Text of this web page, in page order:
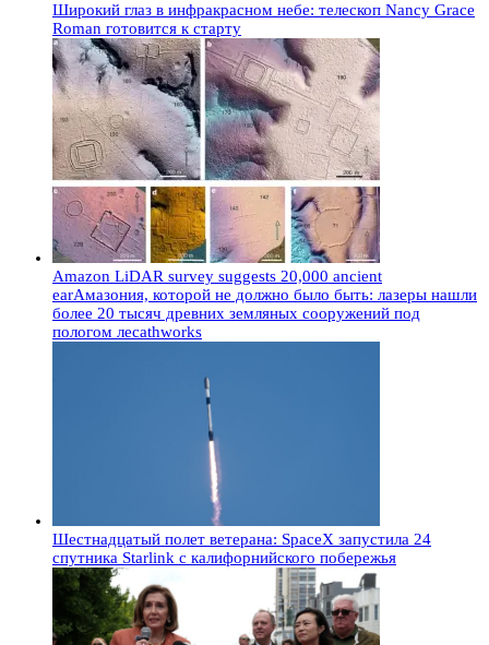
Широкий глаз в инфракрасном небе: телескоп Nancy Grace
Roman готовится к старту
Amazon LiDAR survey suggests 20,000 ancient
earАмазония, которой не должно было быть: лазеры нашли
более 20 тысяч древних земляных сооружений под
пологом лесаthworks
Шестнадцатый полет ветерана: SpaceX запустила 24
спутника Starlink с калифорнийского побережья